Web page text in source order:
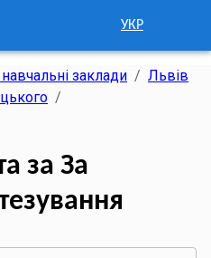
УКР
заклади / Львів
/
за За